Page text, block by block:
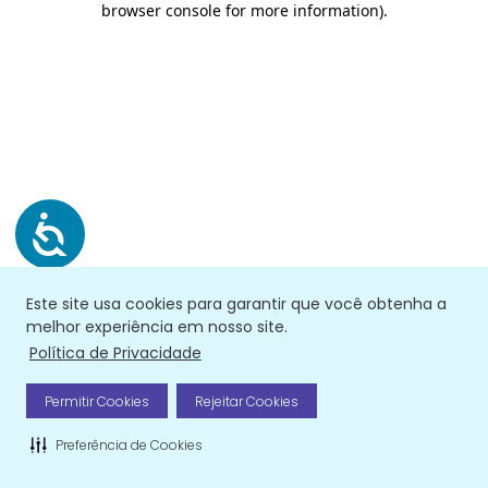
Este site usa cookies para garantir que você obtenha a
melhor experiência em nosso site.
Política de Privacidade
Permitir Cookies Rejeitar Cookies
Preferência de Cookies
browser console for more information).